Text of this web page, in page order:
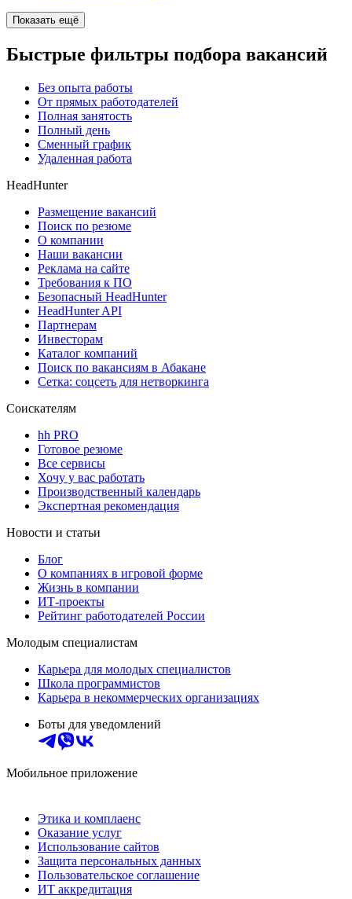
Показать ещё
Быстрые фильтры подбора вакансий
Без опыта работы
От прямых работодателей
Полная занятость
Полный день
Сменный график
Удаленная работа
HeadHunter
Размещение вакансий
Поиск по резюме
О компании
Наши вакансии
Реклама на сайте
Требования к ПО
Безопасный HeadHunter
HeadHunter API
Партнерам
Инвесторам
Каталог компаний
Поиск по вакансиям в Абакане
Сетка: соцсеть для нетворкинга
Соискателям
hh PRO
Готовое резюме
Все сервисы
Хочу у вас работать
Производственный календарь
Экспертная рекомендация
Новости и статьи
Блог
О компаниях в игровой форме
Жизнь в компании
ИТ-проекты
Рейтинг работодателей России
Молодым специалистам
Карьера для молодых специалистов
Школа программистов
Карьера в некоммерческих организациях
Боты для уведомлений
Мобильное приложение
Этика и комплаенс
Оказание услуг
Использование сайтов
Защита персональных данных
Пользовательское соглашение
ИТ аккредитация